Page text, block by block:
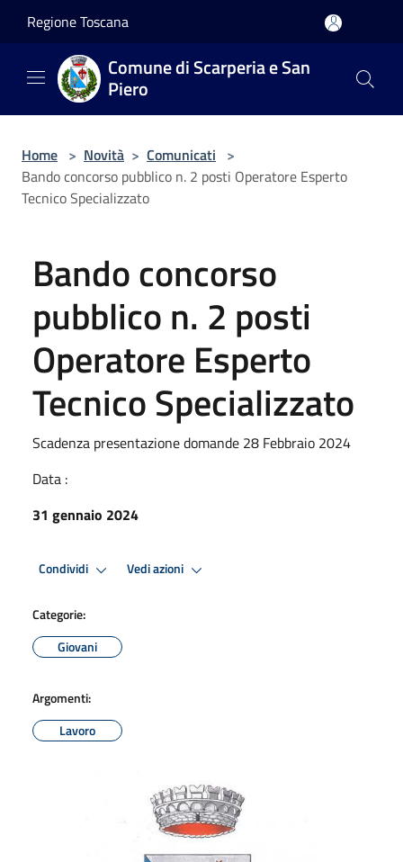
Regione Toscana
Comune di Scarperia e San
Piero
Home > Novità > Comunicati >
Bando concorso pubblico n. 2 posti Operatore Esperto
Tecnico Specializzato
Bando concorso
pubblico n. 2 posti
Operatore Esperto
Tecnico Specializzato
Scadenza presentazione domande 28 Febbraio 2024
Data :
31 gennaio 2024
Condividi Vedi azioni
Categorie:
Giovani
Argomenti:
Lavoro